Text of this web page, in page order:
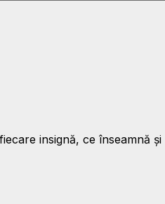
insignă, ce înseamnă și